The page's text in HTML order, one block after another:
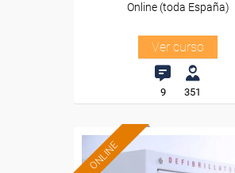
Online (toda España)
Ver curso
9 351
ONLINE